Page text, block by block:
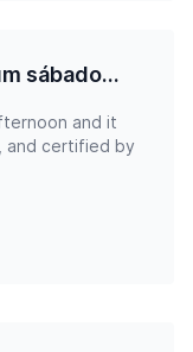
sábado...
and it
and certified by